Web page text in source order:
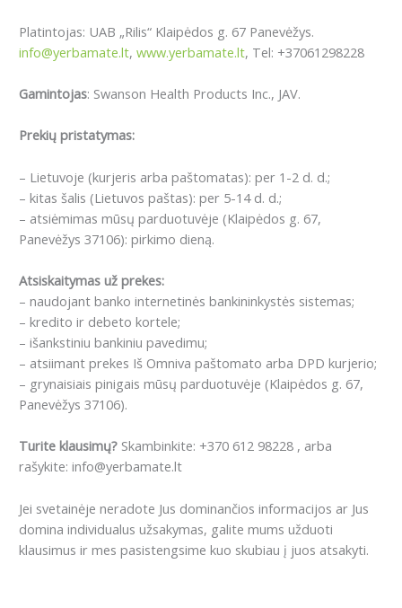
Platintojas: UAB „Rilis“ Klaipėdos g. 67 Panevėžys.
info@yerbamate.lt, www.yerbamate.lt, Tel: +37061298228
Gamintojas: Swanson Health Products Inc., JAV.
Prekių pristatymas:
– Lietuvoje (kurjeris arba paštomatas): per 1-2 d. d.;
– kitas šalis (Lietuvos paštas): per 5-14 d. d.;
– atsiėmimas mūsų parduotuvėje (Klaipėdos g. 67,
Panevėžys 37106): pirkimo dieną.
Atsiskaitymas už prekes:
– naudojant banko internetinės bankininkystės sistemas;
– kredito ir debeto kortele;
– išankstiniu bankiniu pavedimu;
– atsiimant prekes Iš Omniva paštomato arba DPD kurjerio;
– grynaisiais pinigais mūsų parduotuvėje (Klaipėdos g. 67,
Panevėžys 37106).
Turite klausimų? Skambinkite: +370 612 98228 , arba
rašykite: info@yerbamate.lt
Jei svetainėje neradote Jus dominančios informacijos ar Jus
domina individualus užsakymas, galite mums užduoti
klausimus ir mes pasistengsime kuo skubiau į juos atsakyti.